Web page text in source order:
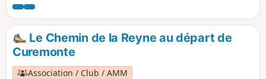
Reyne, des Crouzets, de la Fontenelle et
du Caté, en vous faisant découvrir les
trois fontaines de Curemonte : la
Fontenelle, Valeyre et le Chassang.
Le Chemin de la Reyne au départ de
Curemonte
Association / Club / AMM